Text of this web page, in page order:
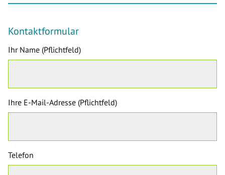
Kontaktformular
Ihr Name (Pflichtfeld)
Ihre E-Mail-Adresse (Pflichtfeld)
Telefon